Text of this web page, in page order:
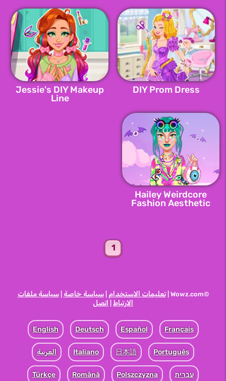
DIY Prom Dress
Jessie's DIY Makeup
Line
Hailey Weirdcore
Fashion Aesthetic
1
©Wowz.com | تعليمات الاستخدام |سياسة خاصة |سياسة ملفات
الارتباط
اتصل
English Deutsch Español Français
Italiano 日本語 Português العربية
עברית Türkçe Română Polszczyzna